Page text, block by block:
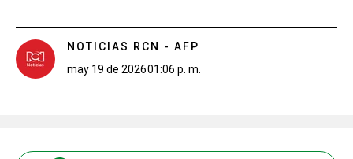
NOTICIAS RCN - AFP
may 19 de 202601:06 p. m.